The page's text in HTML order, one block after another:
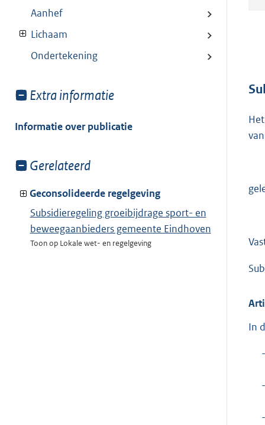
van:
Aanhef
Lichaam
Ondertekening
Toon
van:
Extra informatie
Informatie over publicatie
Toon
van:
Gerelateerd
Geconsolideerde regelgeving
Subsidieregeling groeibijdrage sport- en
beweegaanbieders gemeente Eindhoven
Toon op Lokale wet- en regelgeving
In
-
-
-